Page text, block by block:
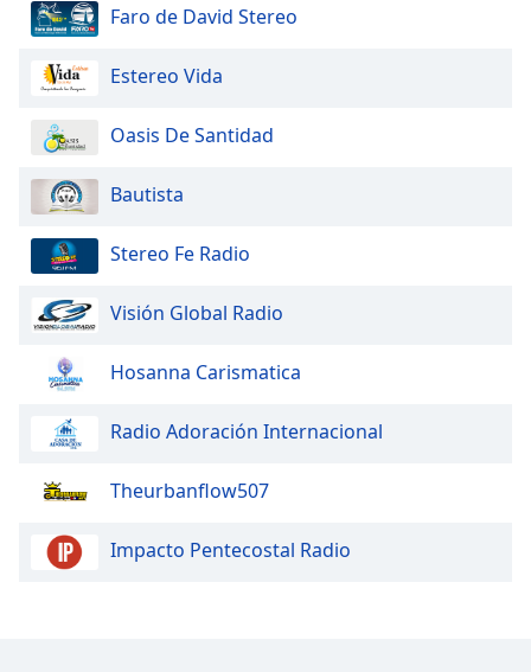
dialog
window.
Escape
cancel
window.
Text
Color
Opacity
Color
Opacity
Faro de David Stereo
Estereo Vida
Oasis De Santidad
Bautista
Stereo Fe Radio
Visión Global Radio
Hosanna Carismatica
Radio Adoración Internacional
Theurbanflow507
Impacto Pentecostal Radio